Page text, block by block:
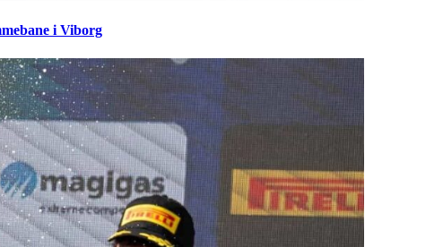
i Viborg